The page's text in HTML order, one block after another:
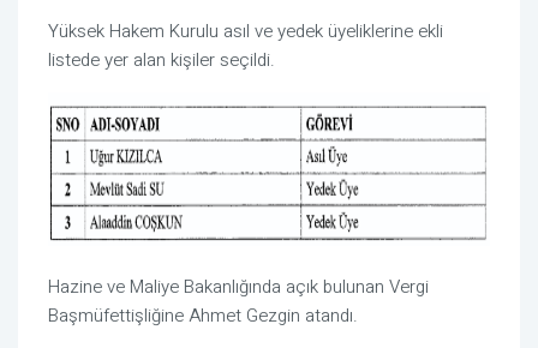
Yüksek Hakem Kurulu asıl ve yedek üyeliklerine ekli
listede yer alan kişiler seçildi.
Hazine ve Maliye Bakanlığında açık bulunan Vergi
Başmüfettişliğine Ahmet Gezgin atandı.